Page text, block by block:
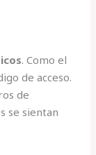
. Como el
de acceso.
de
se sientan